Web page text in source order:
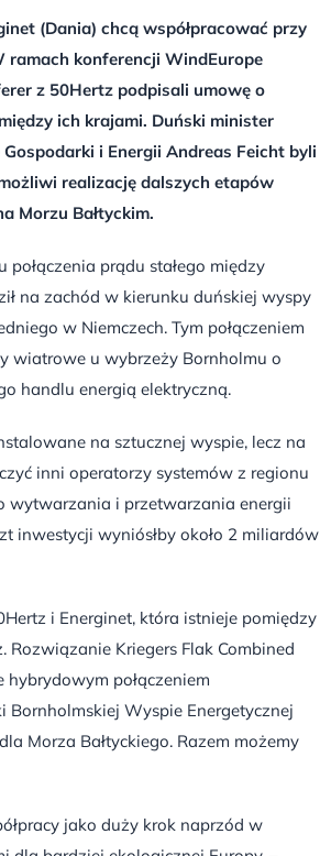
(Dania) chcą współpracować przy
ramach konferencji WindEurope
z 50Hertz podpisali umowę o
ich krajami. Duński minister
i Energii Andreas Feicht byli
realizację dalszych etapów
Morzu Bałtyckim.
prądu stałego między
na zachód w kierunku duńskiej wyspy
w Niemczech. Tym połączeniem
wiatrowe u wybrzeży Bornholmu o
handlu energią elektryczną.
na sztucznej wyspie, lecz na
inni operatorzy systemów z regionu
wytwarzania i przetwarzania energii
inwestycji wyniósłby około 2 miliardów
i Energinet, która istnieje pomiędzy
Rozwiązanie Kriegers Flak Combined
hybrydowym połączeniem
Bornholmskiej Wyspie Energetycznej
Morza Bałtyckiego. Razem możemy
jako duży krok naprzód w